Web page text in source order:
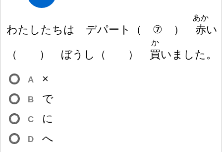
わたしたちは デパート （ ⑦ ） 赤
あか
い
（
） ぼうし （ ） 買
か
いました。
A ×
B で
C に
D へ